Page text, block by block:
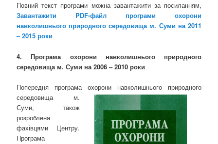
Повний текст програми можна завантажити за посиланням,
Завантажити PDF-файл програми охорони
навколишнього природного середовища м. Суми на 2011
– 2015 роки
4. Програма охорони навколишнього природного
середовища м. Суми на 2006 – 2010 роки
Попередня програма охорони навколишнього природного
середовища м.
Суми, також
розроблена
фахівцями Центру.
Програма